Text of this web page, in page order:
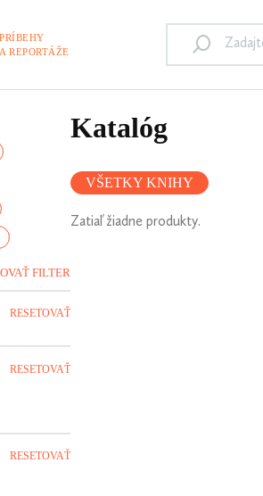
PRÍBEHY
A REPORTÁŽE
FILTER
RESETOVAŤ
RESETOVAŤ
RESETOVAŤ
Katalóg
VŠETKY KNIHY
Zatiaľ žiadne produkty.